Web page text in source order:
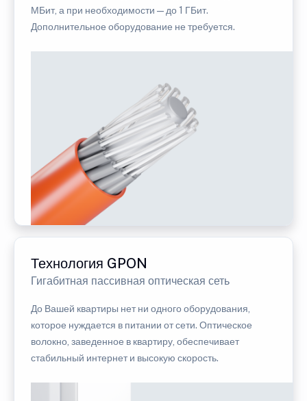
МБит, а при необходимости — до 1 ГБит.
Дополнительное оборудование не требуется.
Технология GPON
Гигабитная пассивная оптическая сеть
До Вашей квартиры нет ни одного оборудования,
которое нуждается в питании от сети. Оптическое
волокно, заведенное в квартиру, обеспечивает
стабильный интернет и высокую скорость.